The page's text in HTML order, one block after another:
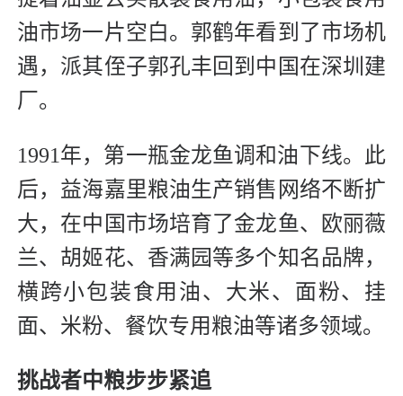
油市场一片空白。郭鹤年看到了市场机
遇，派其侄子郭孔丰回到中国在深圳建
厂。
1991年，第一瓶金龙鱼调和油下线。此
后，益海嘉里粮油生产销售网络不断扩
大，在中国市场培育了金龙鱼、欧丽薇
兰、胡姬花、香满园等多个知名品牌，
横跨小包装食用油、大米、面粉、挂
面、米粉、餐饮专用粮油等诸多领域。
挑战者中粮步步紧追